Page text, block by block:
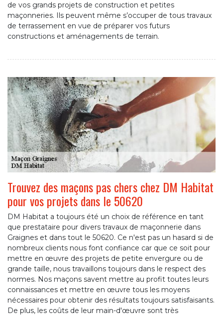
de vos grands projets de construction et petites
maçonneries. Ils peuvent même s’occuper de tous travaux
de terrassement en vue de préparer vos futurs
constructions et aménagements de terrain.
Trouvez des maçons pas chers chez DM Habitat
pour vos projets dans le 50620
DM Habitat a toujours été un choix de référence en tant
que prestataire pour divers travaux de maçonnerie dans
Graignes et dans tout le 50620. Ce n'est pas un hasard si de
nombreux clients nous font confiance car que ce soit pour
mettre en œuvre des projets de petite envergure ou de
grande taille, nous travaillons toujours dans le respect des
normes. Nos maçons savent mettre au profit toutes leurs
connaissances et mettre en œuvre tous les moyens
nécessaires pour obtenir des résultats toujours satisfaisants.
De plus, les coûts de leur main-d'œuvre sont très